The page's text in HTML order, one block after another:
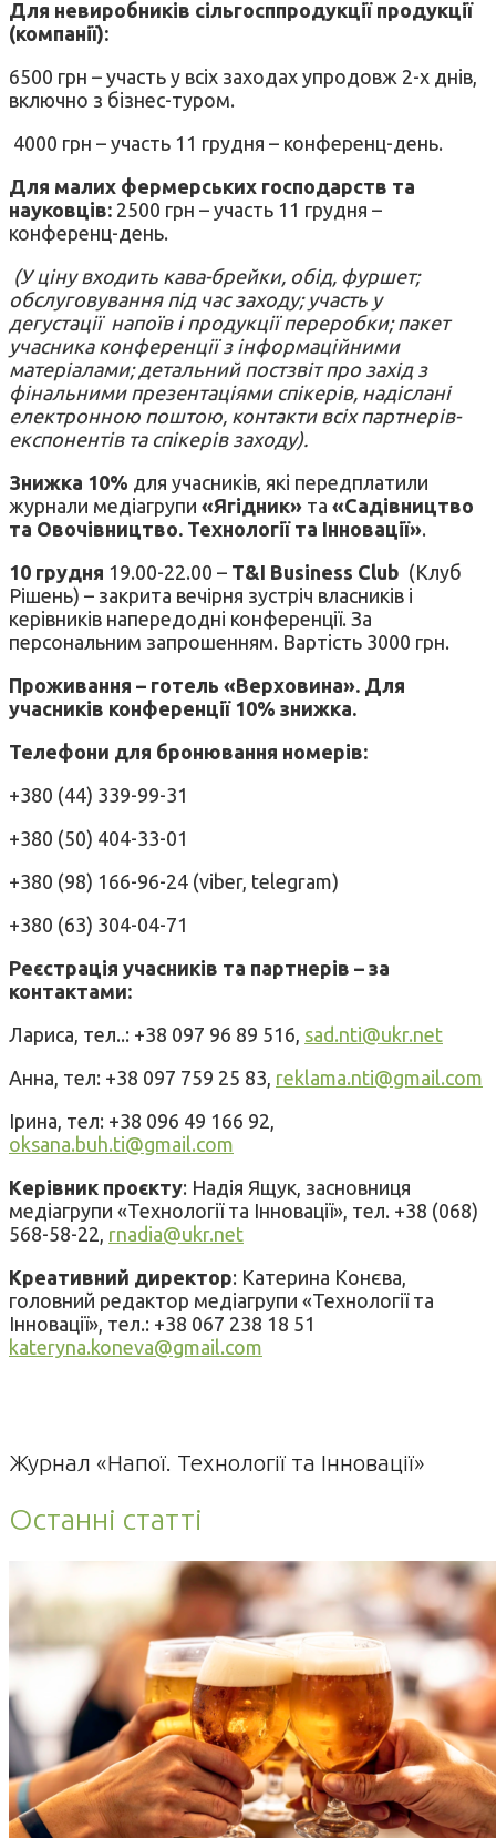
Для невиробників сільгосппродукції продукції
(компанії):
6500 грн – участь у всіх заходах упродовж 2-х днів,
включно з бізнес-туром.
4000 грн – участь 11 грудня – конференц-день.
Для малих фермерських господарств та
науковців: 2500 грн – участь 11 грудня –
конференц-день.
(У ціну входить кава-брейки, обід, фуршет;
обслуговування під час заходу; участь у
дегустації напоїв і продукції переробки; пакет
учасника конференції з інформаційними
матеріалами; детальний постзвіт про захід з
фінальними презентаціями спікерів, надіслані
електронною поштою, контакти всіх партнерів-
експонентів та спікерів заходу).
Знижка 10% для учасників, які передплатили
журнали медіагрупи «Ягідник» та «Садівництво
та Овочівництво. Технології та Інновації».
10 грудня 19.00-22.00 – T&I Business Club (Клуб
Рішень) – закрита вечірня зустріч власників і
керівників напередодні конференції. За
персональним запрошенням. Вартість 3000 грн.
Проживання – готель «Верховина». Для
учасників конференції 10% знижка.
Телефони для бронювання номерів:
+380 (44) 339-99-31
+380 (50) 404-33-01
+380 (98) 166-96-24 (viber, telegram)
+380 (63) 304-04-71
Реєстрація учасників та партнерів – за
контактами:
Лариса, тел..: +38 097 96 89 516, sad.nti@ukr.net
Анна, тел: +38 097 759 25 83, reklama.nti@gmail.com
Ірина, тел: +38 096 49 166 92,
oksana.buh.ti@gmail.com
Керівник проєкту: Надія Ящук, засновниця
медіагрупи «Технології та Інновації», тел. +38 (068)
568-58-22, rnadia@ukr.net
Креативний директор: Катерина Конєва,
головний редактор медіагрупи «Технології та
Інновації», тел.: +38 067 238 18 51
kateryna.koneva@gmail.com
Журнал «Напої. Технології та Інновації»
Останні статті